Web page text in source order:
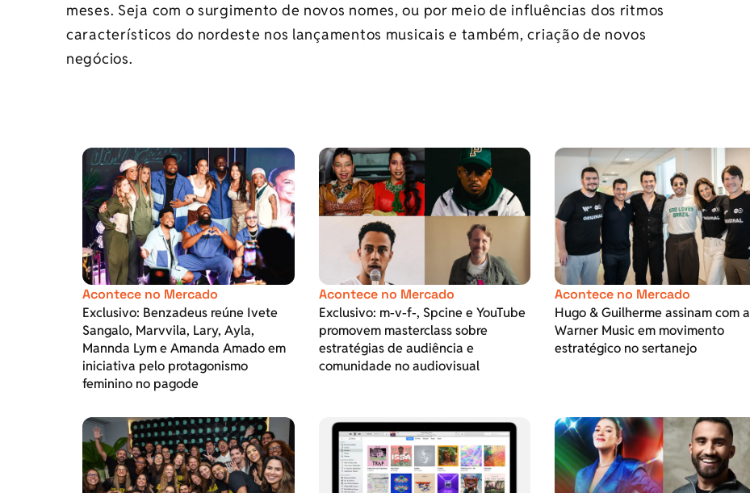
meses. Seja com o surgimento de novos nomes, ou por meio de influências dos ritmos
característicos do nordeste nos lançamentos musicais e também, criação de novos
negócios.
Acontece no Mercado
Exclusivo: Benzadeus reúne Ivete
Sangalo, Marvvila, Lary, Ayla,
Mannda Lym e Amanda Amado em
iniciativa pelo protagonismo
feminino no pagode
Acontece no Mercado
Exclusivo: m-v-f-, Spcine e YouTube
promovem masterclass sobre
estratégias de audiência e
comunidade no audiovisual
Acontece no Mercado
Hugo & Guilherme assinam com a
Warner Music em movimento
estratégico no sertanejo